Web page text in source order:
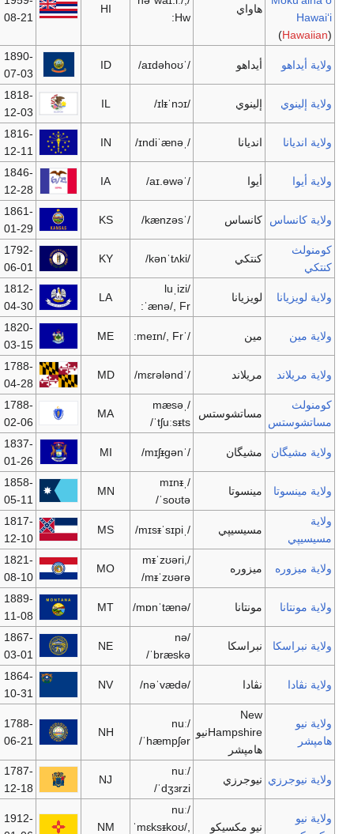
08-21
1,283,388 هونولولو هونولولو
ID
07-03
1,499,402 أيداهو|بويز أيداهو|بويز
IL
12-03
12,852,548 سپرنج فيلد شيكاغو
IN
12-11
6,345,289 إندياناپوليس إندياناپوليس
IA
12-28
2,988,046 دي موين دي موين
KS
01-29
2,775,997 توپيكا Wichita
KY
06-01
4,241,474 فرانكفورت لويڤل
LA
04-30
4,293,204 باتون روج نيو أورلينز
ME
03-15
1,317,207
Augusta پورتلاند
MD
04-28
5,618,344 أناپوليس بلاتيمور
MA
02-06
6,449,755 بوسطن بوسطن
MI
1837-
01-26
10,071,822
Lansing دترويت
MN
05-11
5,197,621
Saint Paul
Minneapolis
MS
12-10
2,918,785 جاكسون جاكسون
MO
08-10
5,878,415
City
Kansas City
[4]
MT
11-08
957,861 هلينا Billings
NE
03-01
Lincoln اوماها
NV
10-31
2,565,382 لاس ڤيگاس
NH
06-21
1,315,828 كونكورد مانشستر [5]
NJ
12-18
Trenton
Newark
NM
1,969,915
Santa Fe
Albuquerque